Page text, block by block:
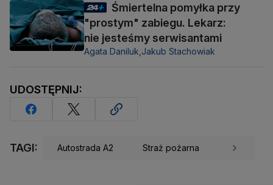
Śmiertelna pomyłka przy
"prostym" zabiegu. Lekarz:
nie jesteśmy serwisantami
Agata Daniluk, Jakub Stachowiak
UDOSTĘPNIJ:
TAGI: Autostrada A2 Straż pożarna